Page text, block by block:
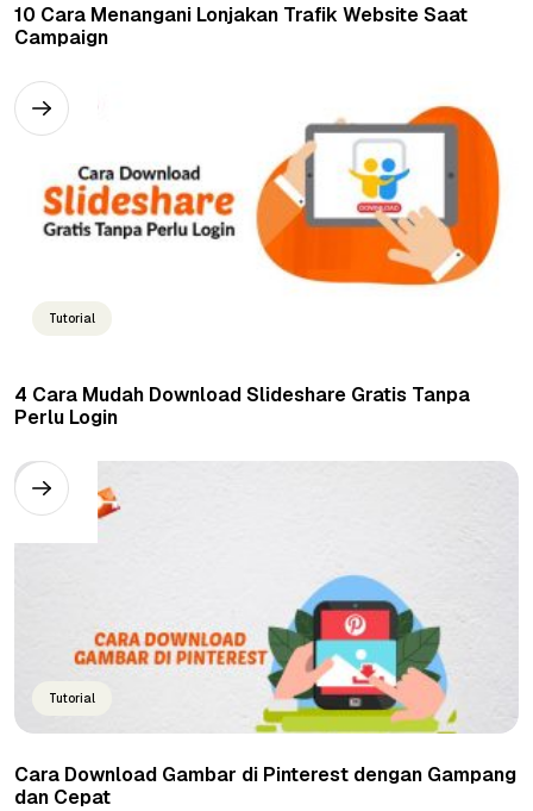
10 Cara Menangani Lonjakan Trafik Website Saat
Campaign
Tutorial
4 Cara Mudah Download Slideshare Gratis Tanpa
Perlu Login
Tutorial
Cara Download Gambar di Pinterest dengan Gampang
dan Cepat